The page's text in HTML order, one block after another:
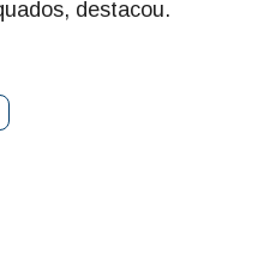
destacou.